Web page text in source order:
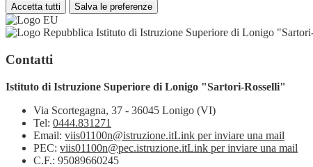
Accetta tutti Salva le preferenze
Istituto di Istruzione Superiore di Lonigo
Contatti
Istituto di Istruzione Superiore di Lonigo "Sartori-Rosselli"
Via Scortegagna, 37 - 36045 Lonigo (VI)
Tel: 0444.831271
Email: viis01100n@istruzione.itLink per inviare una mail
PEC: viis01100n@pec.istruzione.itLink per inviare una mail
C.F.: 95089660245